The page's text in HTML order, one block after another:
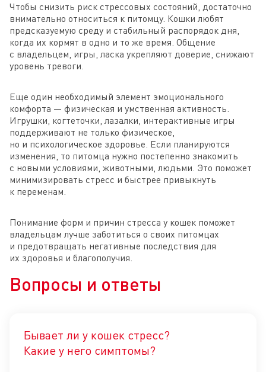
Чтобы снизить риск стрессовых состояний, достаточно
внимательно относиться к питомцу. Кошки любят
предсказуемую среду и стабильный распорядок дня,
когда их кормят в одно и то же время. Общение
с владельцем, игры, ласка укрепляют доверие, снижают
уровень тревоги.
Еще один необходимый элемент эмоционального
комфорта — физическая и умственная активность.
Игрушки, когтеточки, лазалки, интерактивные игры
поддерживают не только физическое,
но и психологическое здоровье. Если планируются
изменения, то питомца нужно постепенно знакомить
с новыми условиями, животными, людьми. Это поможет
минимизировать стресс и быстрее привыкнуть
к переменам.
Понимание форм и причин стресса у кошек поможет
владельцам лучше заботиться о своих питомцах
и предотвращать негативные последствия для
их здоровья и благополучия.
Вопросы и ответы
Бывает ли у кошек стресс?
Какие у него симптомы?